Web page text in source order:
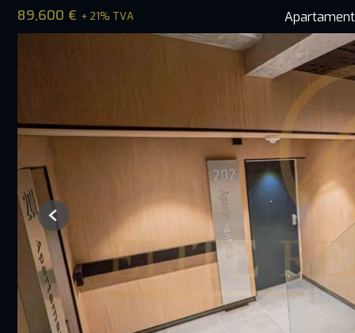
89,600 € + 21% TVA
Previous